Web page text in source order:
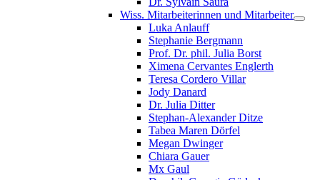
Wiss. Mitarbeiterinnen und Mitarbeiter
Luka Anlauff
Stephanie Bergmann
Prof. Dr. phil. Julia Borst
Ximena Cervantes Englerth
Teresa Cordero Villar
Jody Danard
Dr. Julia Ditter
Stephan-Alexander Ditze
Tabea Maren Dörfel
Megan Dwinger
Chiara Gauer
Mx Gaul